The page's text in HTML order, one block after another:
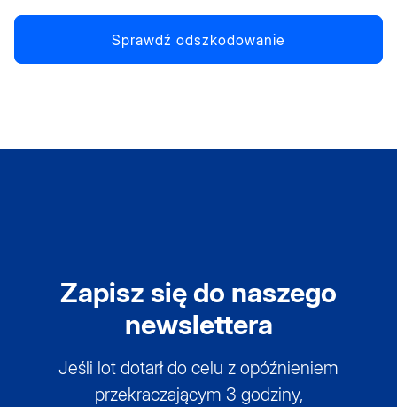
Sprawdź odszkodowanie
Zapisz się do naszego
newslettera
Jeśli lot dotarł do celu z opóźnieniem
przekraczającym 3 godziny,